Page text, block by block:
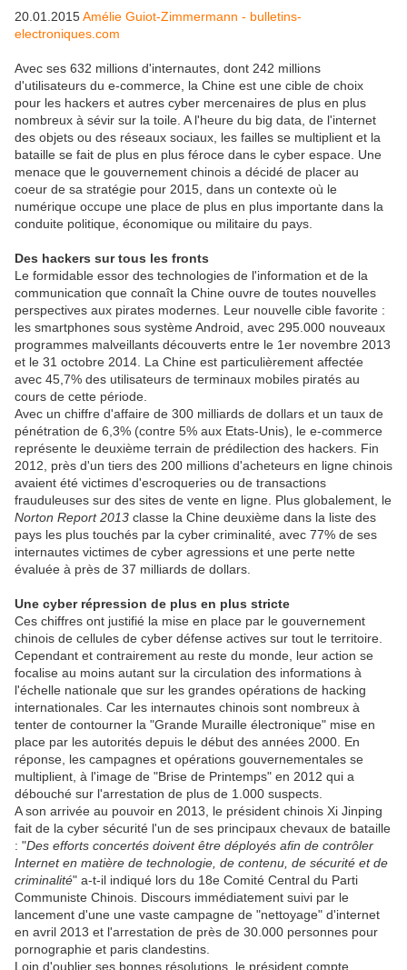
20.01.2015Amélie Guiot-Zimmermann - bulletins-
electroniques.com
Avec ses 632 millions d'internautes, dont 242 millions
d'utilisateurs du e-commerce, la Chine est une cible de choix
pour les hackers et autres cyber mercenaires de plus en plus
nombreux à sévir sur la toile. A l'heure du big data, de l'internet
des objets ou des réseaux sociaux, les failles se multiplient et la
bataille se fait de plus en plus féroce dans le cyber espace. Une
menace que le gouvernement chinois a décidé de placer au
coeur de sa stratégie pour 2015, dans un contexte où le
numérique occupe une place de plus en plus importante dans la
conduite politique, économique ou militaire du pays.
Des hackers sur tous les fronts
Le formidable essor des technologies de l'information et de la
communication que connaît la Chine ouvre de toutes nouvelles
perspectives aux pirates modernes. Leur nouvelle cible favorite :
les smartphones sous système Android, avec 295.000 nouveaux
programmes malveillants découverts entre le 1er novembre 2013
et le 31 octobre 2014. La Chine est particulièrement affectée
avec 45,7% des utilisateurs de terminaux mobiles piratés au
cours de cette période.
Avec un chiffre d'affaire de 300 milliards de dollars et un taux de
pénétration de 6,3% (contre 5% aux Etats-Unis), le e-commerce
représente le deuxième terrain de prédilection des hackers. Fin
2012, près d'un tiers des 200 millions d'acheteurs en ligne chinois
avaient été victimes d'escroqueries ou de transactions
frauduleuses sur des sites de vente en ligne. Plus globalement, le
Norton Report 2013 classe la Chine deuxième dans la liste des
pays les plus touchés par la cyber criminalité, avec 77% de ses
internautes victimes de cyber agressions et une perte nette
évaluée à près de 37 milliards de dollars.
Une cyber répression de plus en plus stricte
Ces chiffres ont justifié la mise en place par le gouvernement
chinois de cellules de cyber défense actives sur tout le territoire.
Cependant et contrairement au reste du monde, leur action se
focalise au moins autant sur la circulation des informations à
l'échelle nationale que sur les grandes opérations de hacking
internationales. Car les internautes chinois sont nombreux à
tenter de contourner la "Grande Muraille électronique" mise en
place par les autorités depuis le début des années 2000. En
réponse, les campagnes et opérations gouvernementales se
multiplient, à l'image de "Brise de Printemps" en 2012 qui a
débouché sur l'arrestation de plus de 1.000 suspects.
A son arrivée au pouvoir en 2013, le président chinois Xi Jinping
fait de la cyber sécurité l'un de ses principaux chevaux de bataille
: "Des efforts concertés doivent être déployés afin de contrôler
Internet en matière de technologie, de contenu, de sécurité et de
criminalité" a-t-il indiqué lors du 18e Comité Central du Parti
Communiste Chinois. Discours immédiatement suivi par le
lancement d'une une vaste campagne de "nettoyage" d'internet
en avril 2013 et l'arrestation de près de 30.000 personnes pour
pornographie et paris clandestins.
Loin d'oublier ses bonnes résolutions, le président compte